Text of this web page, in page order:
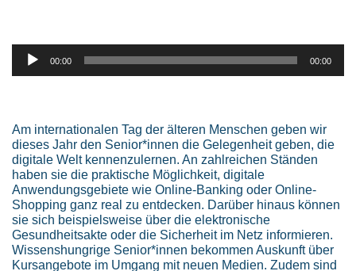
Audio-
Player
00:00 00:00
Am internationalen Tag der älteren Menschen geben wir
dieses Jahr den Senior*innen die Gelegenheit geben, die
digitale Welt kennenzulernen. An zahlreichen Ständen
haben sie die praktische Möglichkeit, digitale
Anwendungsgebiete wie Online-Banking oder Online-
Shopping ganz real zu entdecken. Darüber hinaus können
sie sich beispielsweise über die elektronische
Gesundheitsakte oder die Sicherheit im Netz informieren.
Wissenshungrige Senior*innen bekommen Auskunft über
Kursangebote im Umgang mit neuen Medien. Zudem sind